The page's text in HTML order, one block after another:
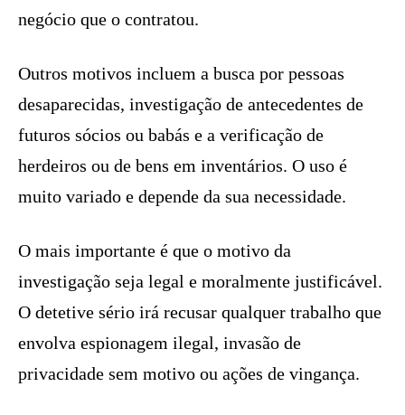
negócio que o contratou.
Outros motivos incluem a busca por pessoas
desaparecidas, investigação de antecedentes de
futuros sócios ou babás e a verificação de
herdeiros ou de bens em inventários. O uso é
muito variado e depende da sua necessidade.
O mais importante é que o motivo da
investigação seja legal e moralmente justificável.
O detetive sério irá recusar qualquer trabalho que
envolva espionagem ilegal, invasão de
privacidade sem motivo ou ações de vingança.